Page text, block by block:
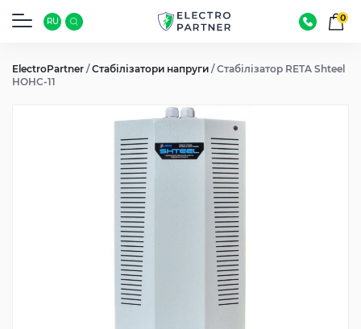
RU 0
ElectroPartner /Стабілізатори напруги /Стабілізатор RETA Shteel
HOHC-11